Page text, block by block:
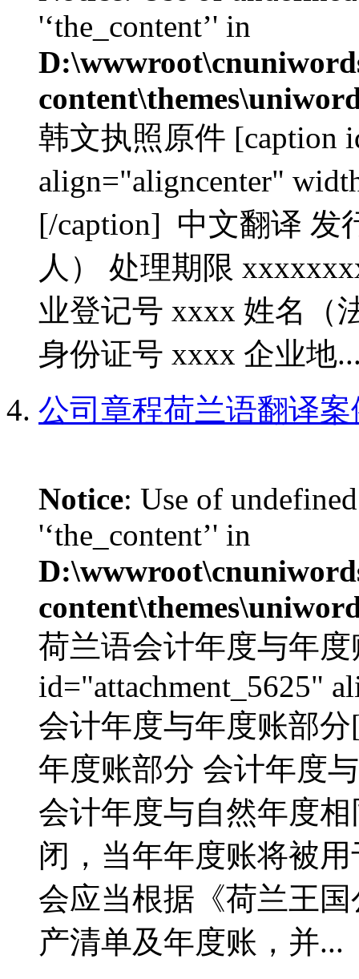
'‘the_content’' in
韩文执照原件 [caption
align="aligncenter"
[/caption] 中文翻译 发
人） 处理期限
业登记号 xxxx 姓名（
身份证号 xxxx 企业地
公司章程荷兰语翻译
Notice: Use of
'‘the_content’' in
荷兰语会计年度与年
id="attachment_5625"
会计年度与年度账部
年度账部分 会计年度
会计年度与自然年度
闭，当年年度账将被
会应当根据《荷兰王
产清单及年度账，并...